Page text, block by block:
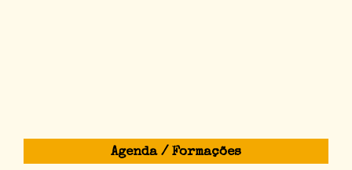
Agenda / Formações